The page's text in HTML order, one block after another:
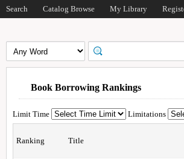
Search Catalog Browse My Library
Book Borrowing Rankings
Limit Time Limitations
Ranking Title